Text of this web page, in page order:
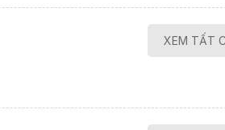
XEM TẤT